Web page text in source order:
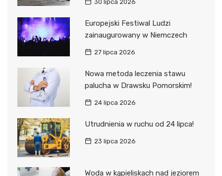
30 lipca 2026
Europejski Festiwal Ludzi
zainaugurowany w Niemczech
27 lipca 2026
Nowa metoda leczenia stawu
palucha w Drawsku Pomorskim!
24 lipca 2026
Utrudnienia w ruchu od 24 lipca!
23 lipca 2026
Woda w kąpieliskach nad jeziorem